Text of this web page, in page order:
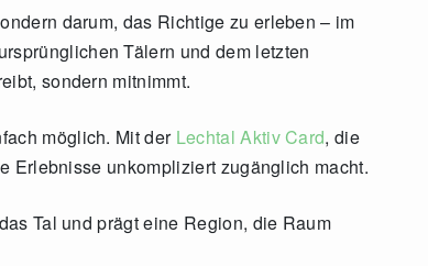
darum, das Richtige zu erleben – im
Tälern und dem letzten
sondern mitnimmt.
möglich. Mit der Lechtal Aktiv Card, die
Erlebnisse unkompliziert zugänglich macht.
Tal und prägt eine Region, die Raum